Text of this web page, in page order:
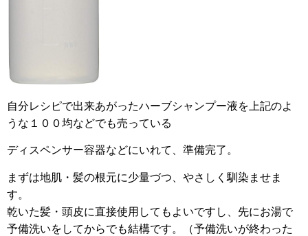
自分レシピで出来あがったハーブシャンプー液を上記のよ
うな１００均などでも売っている
ディスペンサー容器などにいれて、準備完了。
まずは地肌・髪の根元に少量づつ、やさしく馴染ませま
す。
乾いた髪・頭皮に直接使用してもよいですし、先にお湯で
予備洗いをしてからでも結構です。（予備洗いが終わった